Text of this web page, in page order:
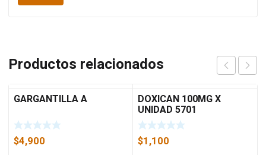
Productos relacionados
GARGANTILLA A
$4,900
DOXICAN 100MG X
UNIDAD 5701
$1,100